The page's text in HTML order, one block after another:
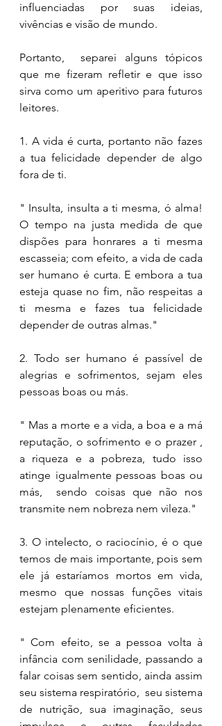
influenciadas por suas ideias,
vivências e visão de mundo.
Portanto,  separei alguns tópicos
que me fizeram refletir e que isso
sirva como um aperitivo para futuros
leitores.
1. A vida é curta, portanto não fazes
a tua felicidade depender de algo
fora de ti.
" Insulta, insulta a ti mesma, ó alma!
O tempo na justa medida de que
dispões para honrares a ti mesma
escasseia; com efeito, a vida de cada
ser humano é curta. E embora a tua
esteja quase no fim, não respeitas a
ti mesma e fazes tua felicidade
depender de outras almas."
2. Todo ser humano é passível de
alegrias e sofrimentos, sejam eles
pessoas boas ou más.
" Mas a morte e a vida, a boa e a má
reputação, o sofrimento e o prazer ,
a riqueza e a pobreza, tudo isso
atinge igualmente pessoas boas ou
más,  sendo coisas que não nos
transmite nem nobreza nem vileza."
3. O intelecto, o raciocínio, é o que
temos de mais importante, pois sem
ele já estaríamos mortos em vida,
mesmo que nossas funções vitais
estejam plenamente eficientes.
" Com efeito, se a pessoa volta à
infância com senilidade, passando a
falar coisas sem sentido, ainda assim
seu sistema respiratório,  seu sistema
de nutrição, sua imaginação, seus